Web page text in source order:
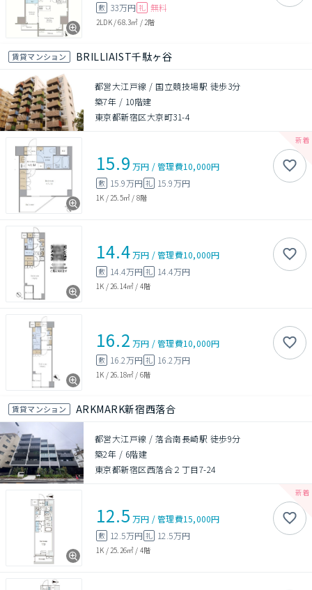
敷 33万円 礼 無料
2LDK/68.3㎡ / 2階
賃貸マンション BRILLIAIST千駄ヶ谷
都営大江戸線 / 国立競技場駅 徒歩3分
築7年 / 10階建
東京都新宿区大京町31-4
15.9 万円 /管理費10,000円
敷 15.9万円 礼 15.9万円
1K / 25.5㎡ / 8階
14.4万円 /管理費10,000円
敷 14.4万円 礼 14.4万円
1K / 26.14㎡ / 4階
16.2 万円 /管理費10,000円
敷 16.2万円 礼 16.2万円
1K / 26.18㎡ / 6階
賃貸マンション ARKMARK新宿西落合
都営大江戸線 / 落合南長崎駅 徒歩9分
築2年 / 6階建
東京都新宿区西落合２丁目7-24
12.5 万円 /管理費15,000円
敷 12.5万円 礼 12.5万円
1K / 25.26㎡ / 4階